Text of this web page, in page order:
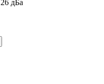
26 дБа